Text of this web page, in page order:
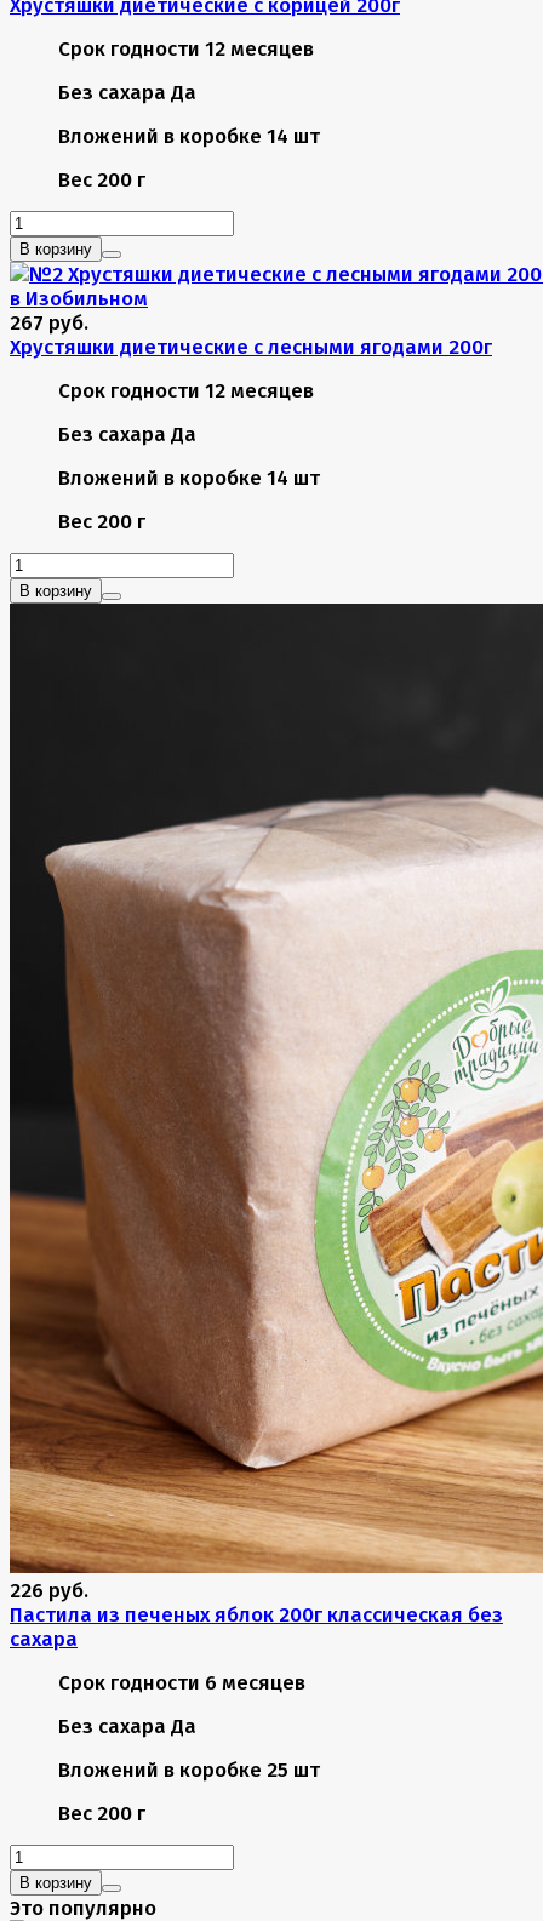
Срок годности 12 месяцев
Без сахара Да
Вложений в коробке 14 шт
Вес 200 г
В корзину
267 руб.
Хрустяшки диетические с лесными ягодами 200г
Срок годности 12 месяцев
Без сахара Да
Вложений в коробке 14 шт
Вес 200 г
В корзину
226 руб.
Пастила из печеных яблок 200г классическая без
сахара
Срок годности 6 месяцев
Без сахара Да
Вложений в коробке 25 шт
Вес 200 г
В корзину
Это популярно